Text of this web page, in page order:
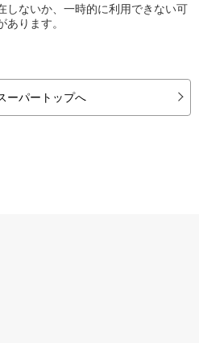
しないか、一時的に利用できない可
あります。
ーパートップへ